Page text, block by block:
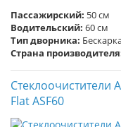
Пассажирский: 50 см
Водительский: 60 см
Тип дворника:
Страна
Стеклоочистители
Flat ASF60